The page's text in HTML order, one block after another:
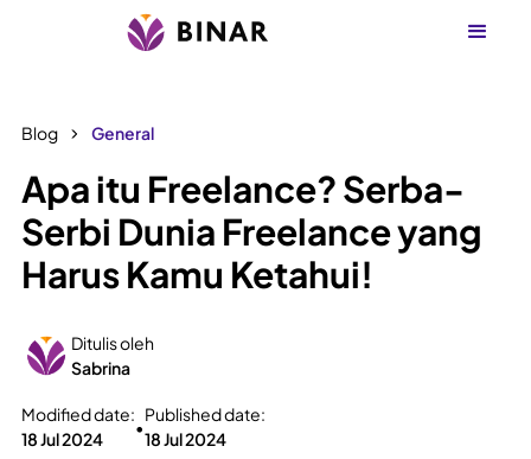
Blog General
Apa itu Freelance? Serba-
Serbi Dunia Freelance yang
Harus Kamu Ketahui!
Ditulis oleh
Sabrina
Modified date:
18 Jul 2024
•
Published date:
18 Jul 2024